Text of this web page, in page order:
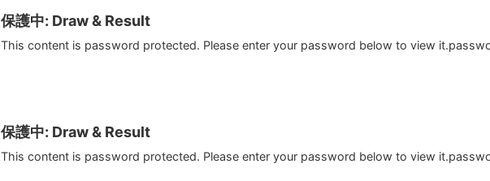
保護中: Draw & Result
This content is password protected. Please enter your password below to view
保護中: Draw & Result
This content is password protected. Please enter your password below to view